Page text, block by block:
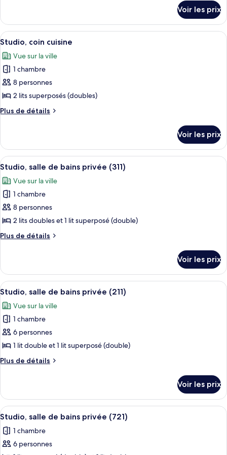
chambre :
Studio,
salle
de
bains
privée
le
type
de
Studio,
salle
de
bains
privée
Voir les prix
Afficher
toutes
les
photos
pour
ce
type
de
Studio,
coin
cuisine
Une pièce avec deux lits
1
Studio, coin cuisine
Vue sur la ville
1 chambre
8 personnes
2 lits superposés (doubles)
Plus de détails
Plus
le
type
de
Studio,
coin
cuisine
Voir les prix
Afficher
toutes
les
photos
pour
ce
type
de
Studio,
salle
de
bains
privée
(311)
Une chambre avec deux lits, un lit
13
Studio, salle de bains privée (311)
Vue sur la ville
1 chambre
8 personnes
2 lits doubles et 1 lit superposé (double)
Plus de détails
Plus
le
type
de
Studio,
salle
de
bains
privée
Voir les prix
Afficher
toutes
les
photos
pour
ce
type
de
Studio,
salle
de
bains
privée
(211)
Une pièce de taille modeste avec un
3
Studio, salle de bains privée (211)
Vue sur la ville
1 chambre
6 personnes
1 lit double et 1 lit superposé (double)
Plus de détails
Plus
le
type
de
Studio,
salle
Voir les prix
Afficher
toutes
les
photos
Une chambre avec un lit superposé,
1
Studio, salle de bains privée (721)
1 chambre
6 personnes